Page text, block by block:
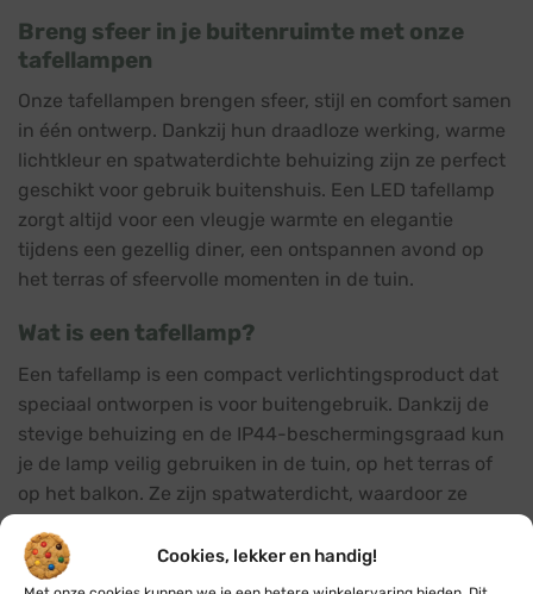
Cookies, lekker en handig!
Breng sfeer in je buitenruimte met onze
tafellampen
Onze tafellampen brengen sfeer, stijl en comfort samen
in één ontwerp. Dankzij hun draadloze werking, warme
lichtkleur en spatwaterdichte behuizing zijn ze perfect
geschikt voor gebruik buitenshuis. Een LED tafellamp
zorgt altijd voor een vleugje warmte en elegantie
tijdens een gezellig diner, een ontspannen avond op
het terras of sfeervolle momenten in de tuin.
Wat is een tafellamp?
Een tafellamp is een compact verlichtingsproduct dat
speciaal ontworpen is voor buitengebruik. Dankzij de
stevige behuizing en de IP44-beschermingsgraad kun
je de lamp veilig gebruiken in de tuin, op het terras of
op het balkon. Ze zijn spatwaterdicht, waardoor ze
moeten niet langdurig in de regen blijven staan.
Tafellampen geven niet alleen licht, maar voegen ook